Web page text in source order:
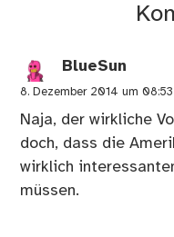
BlueSun
8. Dezember 2014 um
Naja, der wirkliche
doch, dass die
wirklich
müssen.